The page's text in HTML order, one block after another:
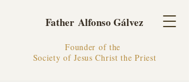
Father Alfonso Gálvez
Founder of the
Society of Jesus Christ the Priest